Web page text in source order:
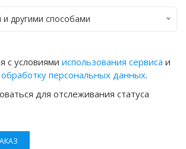
другими способами
с условиями использования сервиса и
обработку персональных данных.
для отслеживания статуса